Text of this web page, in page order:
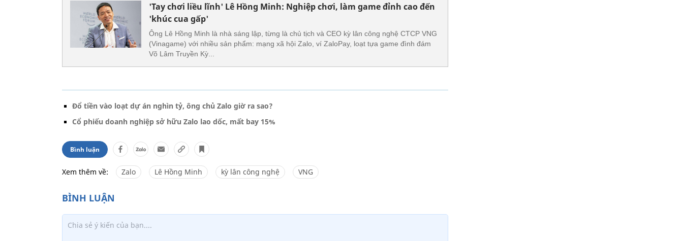
'Tay chơi liều lĩnh' Lê Hồng Minh: Nghiệp chơi, làm game đỉnh cao đến
'khúc cua gấp'
Ông Lê Hồng Minh là nhà sáng lập, từng là chủ tịch và CEO kỳ lân công nghệ CTCP VNG
(Vinagame) với nhiều sản phẩm: mạng xã hội Zalo, ví ZaloPay, loạt tựa game đình đám
Võ Lâm Truyền Kỳ...
Đổ tiền vào loạt dự án nghìn tỷ, ông chủ Zalo giờ ra sao?
Cổ phiếu doanh nghiệp sở hữu Zalo lao dốc, mất bay 15%
Bình luận
Xem thêm về: Zalo Lê Hồng Minh kỳ lân công nghệ VNG